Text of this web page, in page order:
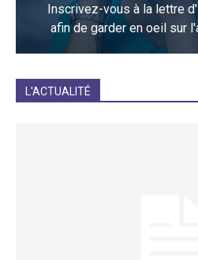
Inscrivez-vous à la lettre
afin de garder en oeil sur
L'ACTUALITÉ